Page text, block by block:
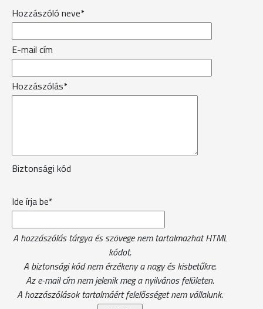
Hozzászóló neve*
E-mail cím
Hozzászólás*
Biztonsági kód
Ide írja be*
A hozzászólás tárgya és szövege nem tartalmazhat HTML
kódot.
A biztonsági kód nem érzékeny a nagy és kisbetűkre.
Az e-mail cím nem jelenik meg a nyilvános felületen.
A hozzászólások tartalmáért felelősséget nem vállalunk.